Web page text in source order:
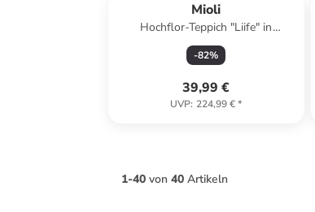
Mioli
Hochflor-Teppich "Liife" in
Hellbraun
-82%
39,99 €
UVP: 224,99 €*
1-40 von 40 Artikeln